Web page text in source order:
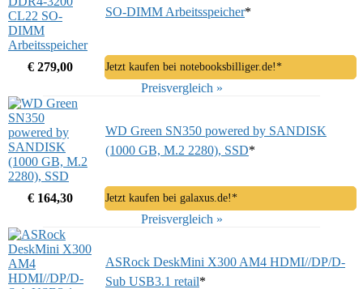
SO-DIMM Arbeitsspeicher*
€ 279,00 Jetzt kaufen bei notebooksbilliger.de!*
Preisvergleich »
WD Green SN350 powered by SANDISK
(1000 GB, M.2 2280), SSD*
€ 164,30 Jetzt kaufen bei galaxus.de!*
Preisvergleich »
ASRock DeskMini X300 AM4 HDMI//DP/D-
Sub USB3.1 retail*